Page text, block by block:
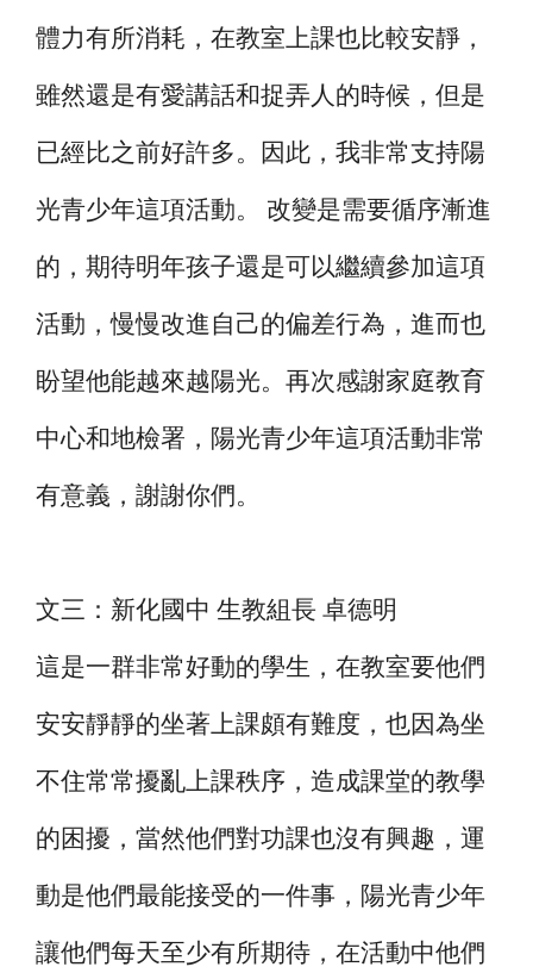
體力有所消耗，在教室上課也比較安靜，
雖然還是有愛講話和捉弄人的時候，但是
已經比之前好許多。因此，我非常支持陽
光青少年這項活動。 改變是需要循序漸進
的，期待明年孩子還是可以繼續參加這項
活動，慢慢改進自己的偏差行為，進而也
盼望他能越來越陽光。再次感謝家庭教育
中心和地檢署，陽光青少年這項活動非常
有意義，謝謝你們。
文三：新化國中 生教組長 卓德明
這是一群非常好動的學生，在教室要他們
安安靜靜的坐著上課頗有難度，也因為坐
不住常常擾亂上課秩序，造成課堂的教學
的困擾，當然他們對功課也沒有興趣，運
動是他們最能接受的一件事，陽光青少年
讓他們每天至少有所期待，在活動中他們